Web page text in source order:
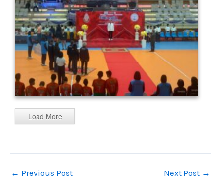
Load More
← Previous Post Next Post →